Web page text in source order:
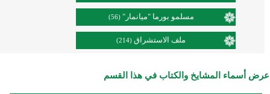
مسلمو بورما "ميانمار" (56)
ملف الاستشراق (214)
عرض أسماء المشايخ والكتاب في هذا القسم